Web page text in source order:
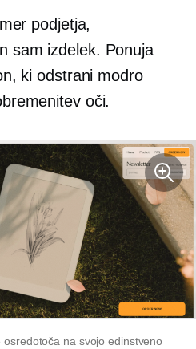
podjetja,
sam izdelek. Ponuja
ki odstrani modro
oči.
na svojo edinstveno